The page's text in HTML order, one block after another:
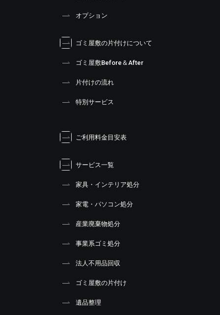
オプション
ゴミ屋敷の片付けについて
ゴミ屋敷Before＆After
片付けの流れ
特別サービス
ご利用料金目安表
サービス一覧
家具・インテリア処分
家電・パソコン処分
産業廃棄物処分
事業系ゴミ処分
法人不用品回収
ゴミ屋敷の片付け
遺品整理